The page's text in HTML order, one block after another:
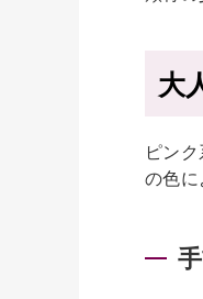
大
ピン
の色